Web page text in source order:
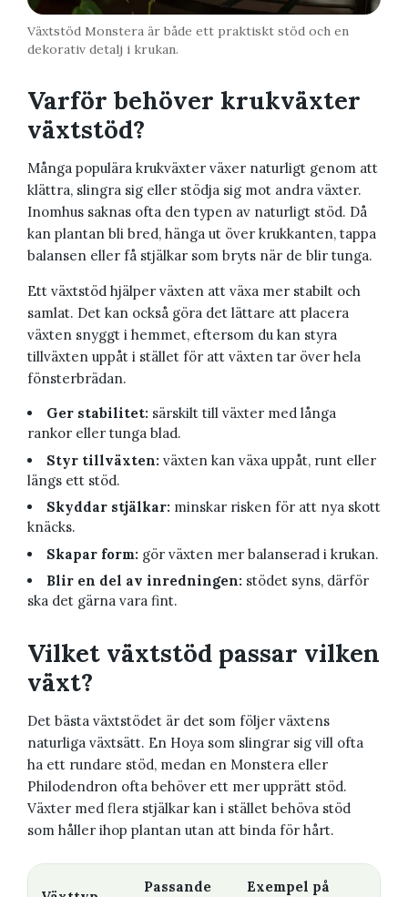
Växtstöd Monstera är både ett praktiskt stöd och en
dekorativ detalj i krukan.
Varför behöver krukväxter
växtstöd?
Många populära krukväxter växer naturligt genom att
klättra, slingra sig eller stödja sig mot andra växter.
Inomhus saknas ofta den typen av naturligt stöd. Då
kan plantan bli bred, hänga ut över krukkanten, tappa
balansen eller få stjälkar som bryts när de blir tunga.
Ett växtstöd hjälper växten att växa mer stabilt och
samlat. Det kan också göra det lättare att placera
växten snyggt i hemmet, eftersom du kan styra
tillväxten uppåt i stället för att växten tar över hela
fönsterbrädan.
Ger stabilitet: särskilt till växter med långa
rankor eller tunga blad.
Styr tillväxten: växten kan växa uppåt, runt eller
längs ett stöd.
Skyddar stjälkar: minskar risken för att nya skott
knäcks.
Skapar form: gör växten mer balanserad i krukan.
Blir en del av inredningen: stödet syns, därför
ska det gärna vara fint.
Vilket växtstöd passar vilken
växt?
Det bästa växtstödet är det som följer växtens
naturliga växtsätt. En Hoya som slingrar sig vill ofta
ha ett rundare stöd, medan en Monstera eller
Philodendron ofta behöver ett mer upprätt stöd.
Växter med flera stjälkar kan i stället behöva stöd
som håller ihop plantan utan att binda för hårt.
Passande Exempel på